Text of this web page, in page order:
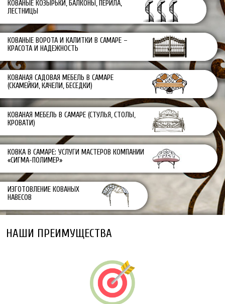
ЛЕСТНИЦЫ
КОВАНАЯ
САДОВАЯ
МЕБЕЛЬ
(СКАМЕЙКИ,
КАЧЕЛИ,
БЕСЕДКИ)
КОВАНАЯ
МЕБЕЛЬ
(СТУЛЬЯ
СТОЛЫ,
ИЗГОТОВЛЕНИЕ
КОВАНЫХ
НАВЕСОВ,
НАВЕСОВ
ДЛЯ
АВТОМОБИЛЕЙ
КОВКА
САМАРЕ:
КОВАНЫЕ КОЗЫРЬКИ, БАЛКОНЫ, ПЕРИЛА,
ЛЕСТНИЦЫ
КОВАНЫЕ ВОРОТА И КАЛИТКИ В САМАРЕ –
КРАСОТА И НАДЕЖНОСТЬ
КОВАНАЯ САДОВАЯ МЕБЕЛЬ В САМАРЕ
(СКАМЕЙКИ, КАЧЕЛИ, БЕСЕДКИ)
КОВАНАЯ МЕБЕЛЬ В САМАРЕ (СТУЛЬЯ, СТОЛЫ,
КРОВАТИ)
КОВКА В САМАРЕ: УСЛУГИ МАСТЕРОВ КОМПАНИИ
«СИГМА-ПОЛИМЕР»
ИЗГОТОВЛЕНИЕ КОВАНЫХ
НАВЕСОВ
НАШИ ПРЕИМУЩЕСТВА